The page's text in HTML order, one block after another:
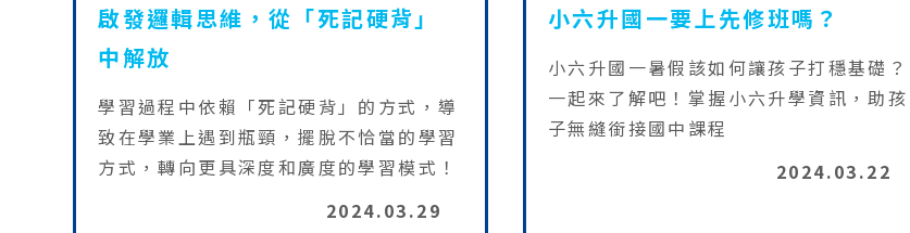
啟發邏輯思維，從「死記硬背」
中解放
學習過程中依賴「死記硬背」的方式，導
致在學業上遇到瓶頸，擺脫不恰當的學習
方式，轉向更具深度和廣度的學習模式！
2024.03.29
小六升國一要上先修班嗎？
小六升國一暑假該如何讓孩子打穩基礎？
一起來了解吧！掌握小六升學資訊，助孩
子無縫銜接國中課程
2024.03.22